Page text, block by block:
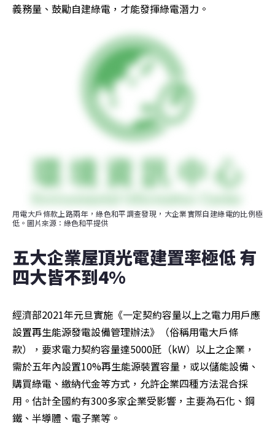
義務量、鼓勵自建綠電，才能發揮綠電潛力。
用電大戶條款上路兩年，綠色和平調查發現，大企業實際自建綠電的比例極
低。圖片來源：綠色和平提供
五大企業屋頂光電建置率極低 有
四大皆不到4%
經濟部2021年元旦實施《一定契約容量以上之電力用戶應
設置再生能源發電設備管理辦法》（俗稱用電大戶條
款），要求電力契約容量達5000瓩（kW）以上之企業，
需於五年內設置10%再生能源裝置容量，或以儲能設備、
購買綠電、繳納代金等方式，允許企業四種方法混合採
用。估計全國約有300多家企業受影響，主要為石化、鋼
鐵、半導體、電子業等。